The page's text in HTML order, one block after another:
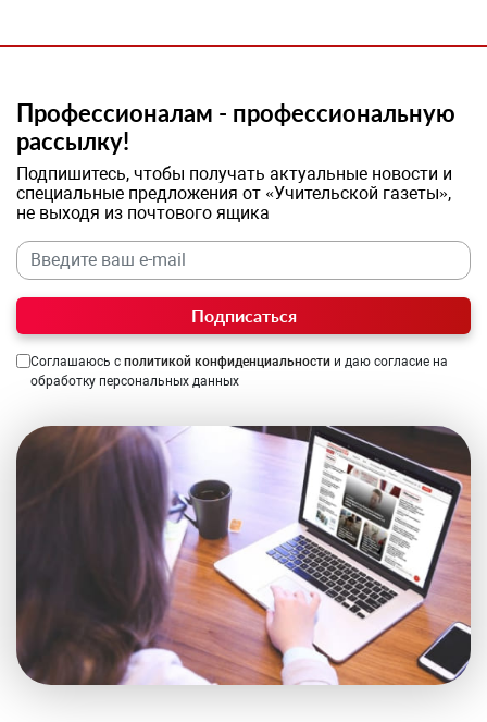
Профессионалам - профессиональную
рассылку!
Подпишитесь, чтобы получать актуальные новости и
специальные предложения от «Учительской газеты»,
не выходя из почтового ящика
Подписаться
Соглашаюсь с политикой конфиденциальности и даю согласие на
обработку персональных данных